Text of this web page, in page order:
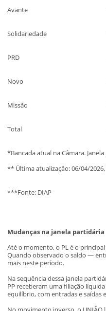
Avante
Solidariedade
PRD
Novo
Missão
Total
*Bancada atual na Câmara.
** Última atualização: 06/04/2026,
***Fonte: DIAP
Mudanças na janela partidária
Até o momento, o PL é o
Quando observado o saldo —
mais neste período.
Na sequência dessa janela
PP receberam uma filiação líquida
equilíbrio, com entradas e saídas